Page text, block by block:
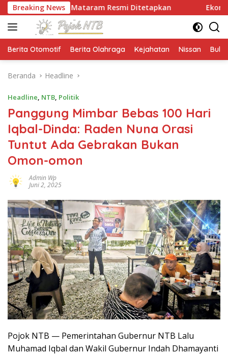
Langsung
ke
konten
Breaking News
Mataram Resmi Ditetapkan Ekonomi NTB
Berita Otomotif Berita Olahraga Kejahatan Nissan
Beranda Headline
Headline, NTB, Politik
Panggung Mimbar Bebas 100 Hari
Iqbal-Dinda: Raden Nuna Orasi
Tuntut Ada Gebrakan Bukan
Omon-omon
Admin Wp
Juni 2, 2025
Pojok NTB — Pemerintahan Gubernur NTB Lalu
Muhamad Iqbal dan Wakil Gubernur Indah Dhamayanti